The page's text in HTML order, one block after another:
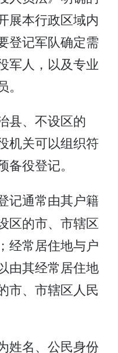
展本行政区域内
登记军队确定需
军人，以及专业
县、不设区的
机关可以组织符
役登记。
记通常由其户籍
区的市、市辖区
经常居住地与户
由其经常居住地
市、市辖区人民
姓名、公民身份